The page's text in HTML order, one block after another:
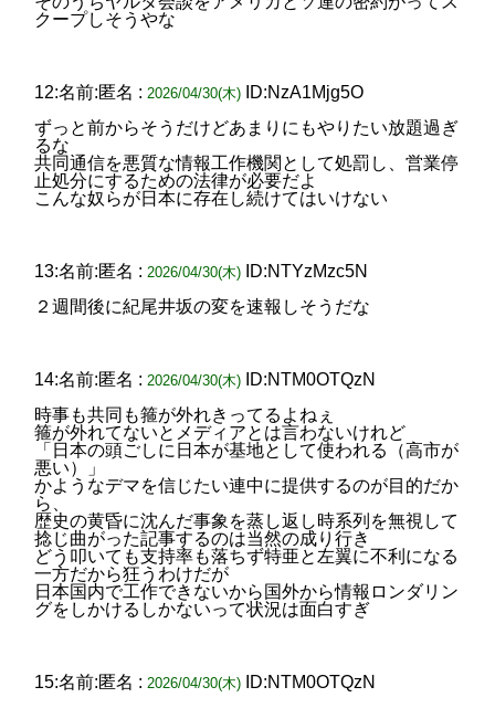
クープしそうやな
12:名前:匿名 : 2026/04/30(木)
ID:NzA1Mjg5O
ずっと前からそうだけどあまりにもやりたい放題過ぎ
るな
共同通信を悪質な情報工作機関として処罰し、営業停
止処分にするための法律が必要だよ
こんな奴らが日本に存在し続けてはいけない
13:名前:匿名 : 2026/04/30(木)
ID:NTYzMzc5N
２週間後に紀尾井坂の変を速報しそうだな
14:名前:匿名 : 2026/04/30(木)
ID:NTM0OTQzN
時事も共同も箍が外れきってるよねぇ
箍が外れてないとメディアとは言わないけれど
「日本の頭ごしに日本が基地として使われる（高市が
悪い）」
かようなデマを信じたい連中に提供するのが目的だか
ら、
歴史の黄昏に沈んだ事象を蒸し返し時系列を無視して
捻じ曲がった記事するのは当然の成り行き
どう叩いても支持率も落ちず特亜と左翼に不利になる
一方だから狂うわけだが
日本国内で工作できないから国外から情報ロンダリン
グをしかけるしかないって状況は面白すぎ
15:名前:匿名 : 2026/04/30(木)
ID:NTM0OTQzN